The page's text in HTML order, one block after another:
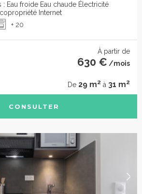
Eau froide Eau chaude Électricité
Internet
+ 20
À partir de
630 € /mois
De 29 m2 à 31 m2
CONSULTER